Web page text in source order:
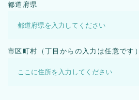
都道府県
市区町村（丁目からの入力は任意です）